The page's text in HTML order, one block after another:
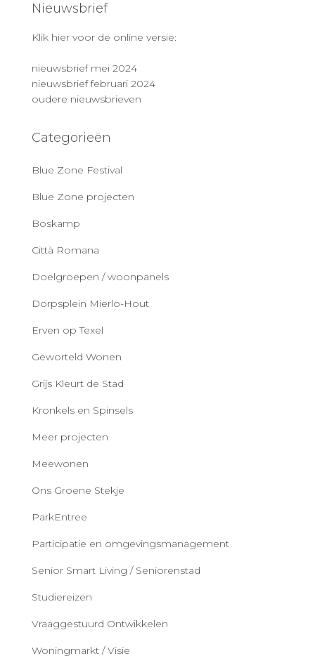
Nieuwsbrief
Klik hier voor de online versie:
nieuwsbrief mei 2024
nieuwsbrief februari 2024
oudere nieuwsbrieven
Categorieën
Blue Zone Festival
Blue Zone projecten
Boskamp
Città Romana
Doelgroepen / woonpanels
Dorpsplein Mierlo-Hout
Erven op Texel
Geworteld Wonen
Grijs Kleurt de Stad
Kronkels en Spinsels
Meer projecten
Meewonen
Ons Groene Stekje
ParkEntree
Participatie en omgevingsmanagement
Senior Smart Living / Seniorenstad
Studiereizen
Vraaggestuurd Ontwikkelen
Woningmarkt / Visie